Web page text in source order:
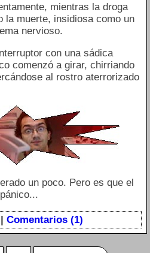
mientras la droga
la muerte, insidiosa como un
nervioso.
con una sádica
comenzó a girar, chirriando
al rostro aterrorizado
un poco. Pero es que el
Comentarios (1)